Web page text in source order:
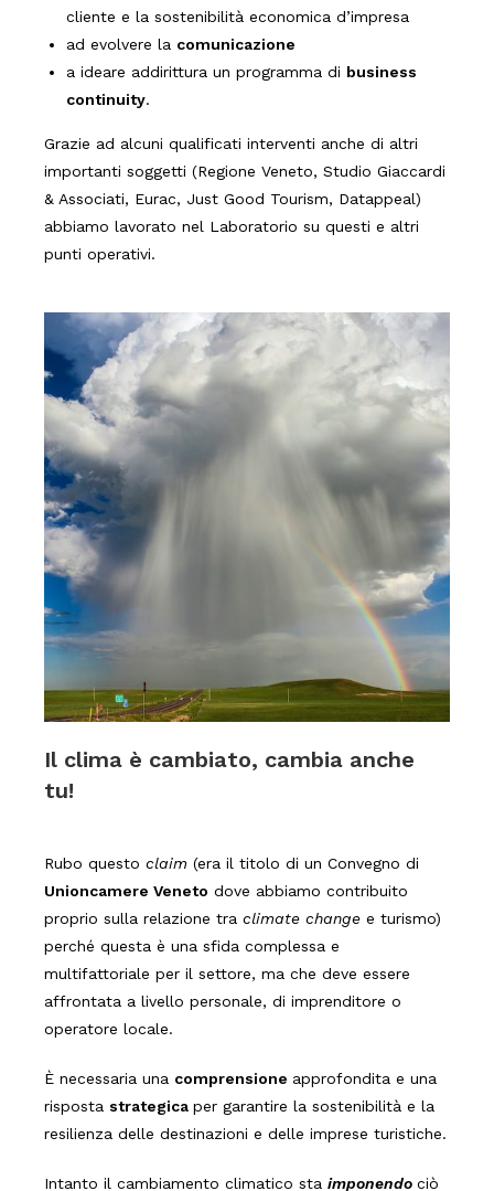
cliente e la sostenibilità economica d’impresa
ad evolvere la comunicazione
a ideare addirittura un programma di business
continuity.
Grazie ad alcuni qualificati interventi anche di altri
importanti soggetti (Regione Veneto, Studio Giaccardi
& Associati, Eurac, Just Good Tourism, Datappeal)
abbiamo lavorato nel Laboratorio su questi e altri
punti operativi.
Il clima è cambiato, cambia anche
tu!
Rubo questo claim (era il titolo di un Convegno di
Unioncamere Veneto dove abbiamo contribuito
proprio sulla relazione tra climate change e turismo)
perché questa è una sfida complessa e
multifattoriale per il settore, ma che deve essere
affrontata a livello personale, di imprenditore o
operatore locale.
È necessaria una comprensione approfondita e una
risposta strategica per garantire la sostenibilità e la
resilienza delle destinazioni e delle imprese turistiche.
Intanto il cambiamento climatico sta imponendo ciò